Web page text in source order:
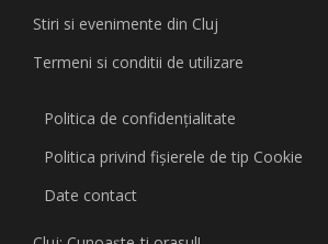
Stiri si evenimente din Cluj
Termeni si conditii de utilizare
Politica de confidențialitate
Politica privind fişierele de tip Cookie
Date contact